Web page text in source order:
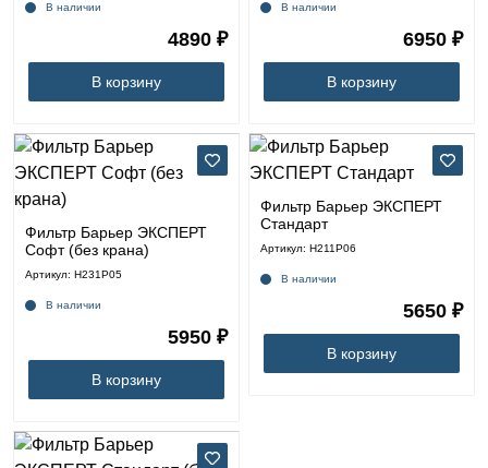
В наличии
4890 ₽
В корзину
В наличии
6950 ₽
В корзину
Фильтр Барьер ЭКСПЕРТ
Софт (без крана)
Артикул: Н231Р05
В наличии
5950 ₽
В корзину
Фильтр Барьер ЭКСПЕРТ
Стандарт
Артикул: Н211Р06
В наличии
5650 ₽
В корзину